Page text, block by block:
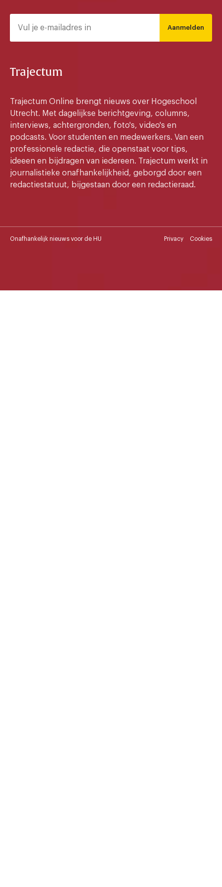
Aanmelden
Trajectum
Trajectum Online brengt nieuws over Hogeschool
Utrecht. Met dagelijkse berichtgeving, columns,
interviews, achtergronden, foto's, video's en
podcasts. Voor studenten en medewerkers. Van een
professionele redactie, die openstaat voor tips,
ideeen en bijdragen van iedereen. Trajectum werkt in
journalistieke onafhankelijkheid, geborgd door een
redactiestatuut, bijgestaan door een redactieraad.
Onafhankelijk nieuws voor de HU Privacy Cookies